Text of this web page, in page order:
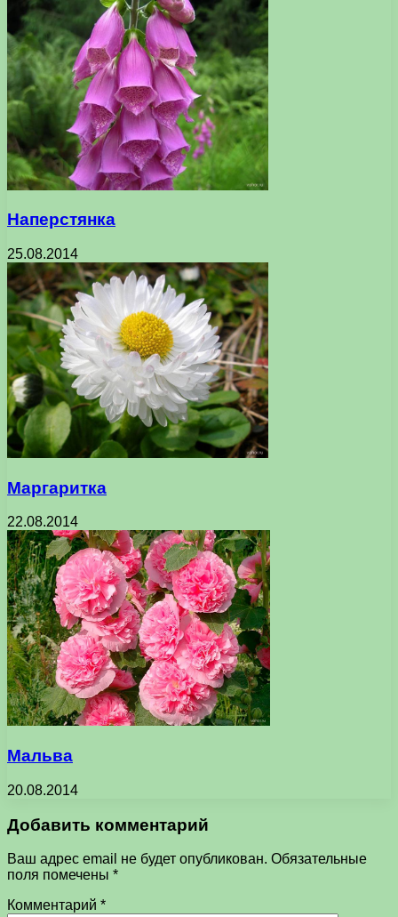
Наперстянка
25.08.2014
Маргаритка
22.08.2014
Мальва
20.08.2014
Добавить комментарий
Ваш адрес email не будет опубликован. Обязательные
поля помечены *
Комментарий *